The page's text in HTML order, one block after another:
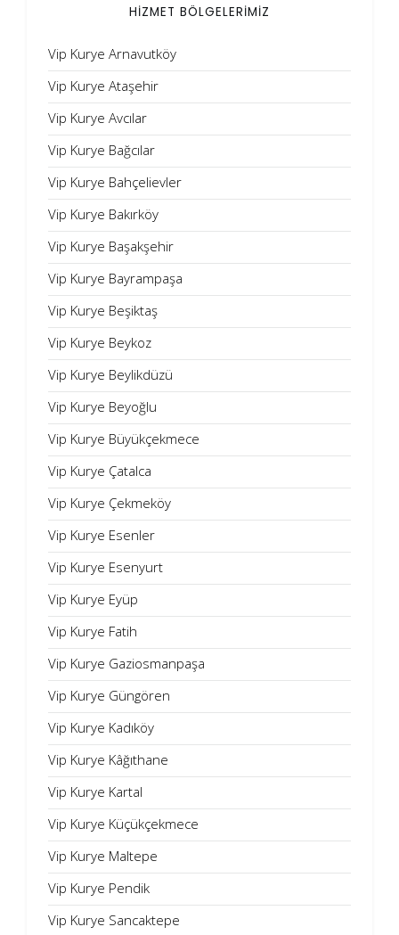
HİZMET BÖLGELERİMİZ
Vip Kurye Arnavutköy
Vip Kurye Ataşehir
Vip Kurye Avcılar
Vip Kurye Bağcılar
Vip Kurye Bahçelievler
Vip Kurye Bakırköy
Vip Kurye Başakşehir
Vip Kurye Bayrampaşa
Vip Kurye Beşiktaş
Vip Kurye Beykoz
Vip Kurye Beylikdüzü
Vip Kurye Beyoğlu
Vip Kurye Büyükçekmece
Vip Kurye Çatalca
Vip Kurye Çekmeköy
Vip Kurye Esenler
Vip Kurye Esenyurt
Vip Kurye Eyüp
Vip Kurye Fatih
Vip Kurye Gaziosmanpaşa
Vip Kurye Güngören
Vip Kurye Kadıköy
Vip Kurye Kâğıthane
Vip Kurye Kartal
Vip Kurye Küçükçekmece
Vip Kurye Maltepe
Vip Kurye Pendik
Vip Kurye Sancaktepe